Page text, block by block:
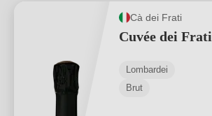
Cà dei Frati
Cuvée dei Frati
Lombardei
Brut